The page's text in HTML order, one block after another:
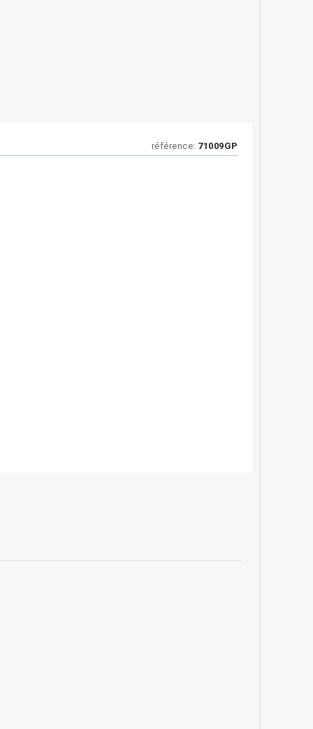
référence: 71009GP